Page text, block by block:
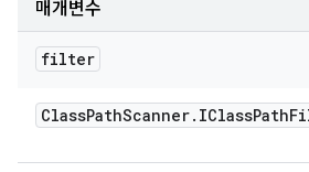
매개변수
filter
ClassPathScanner. IClassPath